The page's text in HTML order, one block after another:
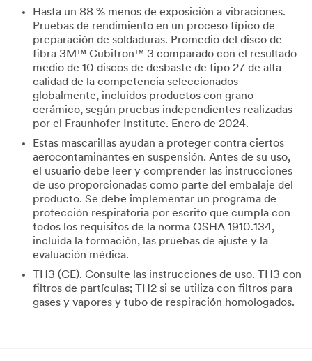
Hasta un 88 % menos de exposición a vibraciones.
Pruebas de rendimiento en un proceso típico de
preparación de soldaduras. Promedio del disco de
fibra 3M™ Cubitron™ 3 comparado con el resultado
medio de 10 discos de desbaste de tipo 27 de alta
calidad de la competencia seleccionados
globalmente, incluidos productos con grano
cerámico, según pruebas independientes realizadas
por el Fraunhofer Institute. Enero de 2024.
Estas mascarillas ayudan a proteger contra ciertos
aerocontaminantes en suspensión. Antes de su uso,
el usuario debe leer y comprender las instrucciones
de uso proporcionadas como parte del embalaje del
producto. Se debe implementar un programa de
protección respiratoria por escrito que cumpla con
todos los requisitos de la norma OSHA 1910.134,
incluida la formación, las pruebas de ajuste y la
evaluación médica.
TH3 (CE). Consulte las instrucciones de uso. TH3 con
filtros de partículas; TH2 si se utiliza con filtros para
gases y vapores y tubo de respiración homologados.